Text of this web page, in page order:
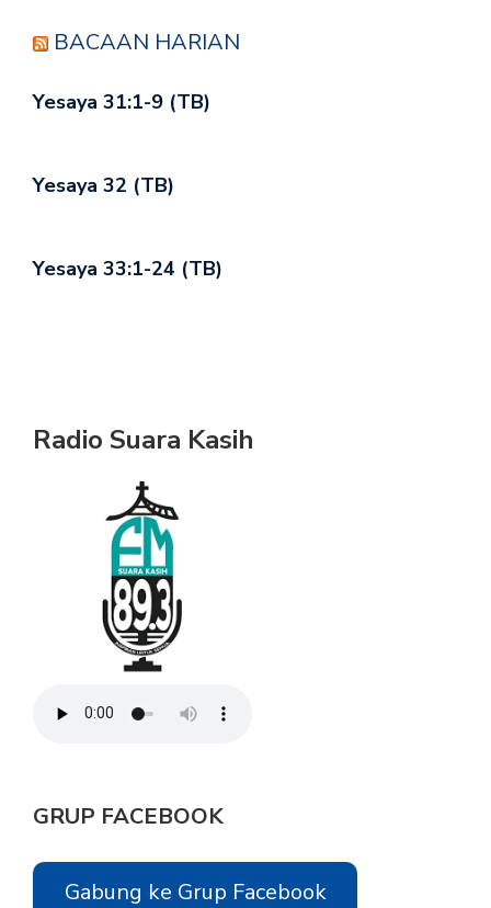
BACAAN HARIAN
Yesaya 31:1-9 (TB)
Yesaya 32 (TB)
Yesaya 33:1-24 (TB)
Radio Suara Kasih
GRUP FACEBOOK
Gabung ke Grup Facebook